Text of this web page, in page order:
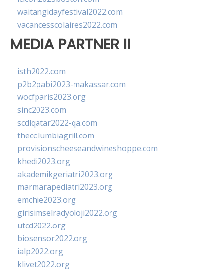
waitangidayfestival2022.com
vacancesscolaires2022.com
MEDIA PARTNER II
isth2022.com
p2b2pabi2023-makassar.com
wocfparis2023.org
sinc2023.com
scdlqatar2022-qa.com
thecolumbiagrill.com
provisionscheeseandwineshoppe.com
khedi2023.org
akademikgeriatri2023.org
marmarapediatri2023.org
emchie2023.org
girisimselradyoloji2022.org
utcd2022.org
biosensor2022.org
ialp2022.org
klivet2022.org